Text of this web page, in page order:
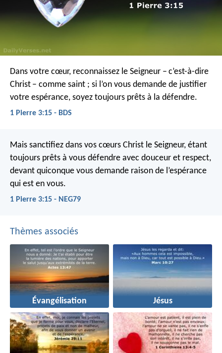
Dans votre cœur, reconnaissez le Seigneur – c’est-à-dire
Christ – comme saint ; si l’on vous demande de justifier
votre espérance, soyez toujours prêts à la défendre.
1 Pierre 3:15 - BDS
Mais sanctifiez dans vos cœurs Christ le Seigneur, étant
toujours prêts à vous défendre avec douceur et respect,
devant quiconque vous demande raison de l’espérance
qui est en vous.
1 Pierre 3:15 - NEG79
Thèmes associés
Évangélisation Jésus